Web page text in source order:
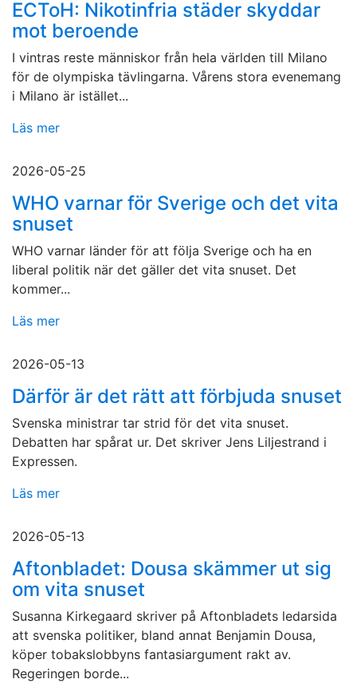
ECToH: Nikotinfria städer skyddar
mot beroende
I vintras reste människor från hela världen till Milano
för de olympiska tävlingarna. Vårens stora evenemang
i Milano är istället...
Läs mer
2026-05-25
WHO varnar för Sverige och det vita
snuset
WHO varnar länder för att följa Sverige och ha en
liberal politik när det gäller det vita snuset. Det
kommer...
Läs mer
2026-05-13
Därför är det rätt att förbjuda snuset
Svenska ministrar tar strid för det vita snuset.
Debatten har spårat ur. Det skriver Jens Liljestrand i
Expressen.
Läs mer
2026-05-13
Aftonbladet: Dousa skämmer ut sig
om vita snuset
Susanna Kirkegaard skriver på Aftonbladets ledarsida
att svenska politiker, bland annat Benjamin Dousa,
köper tobakslobbyns fantasiargument rakt av.
Regeringen borde...